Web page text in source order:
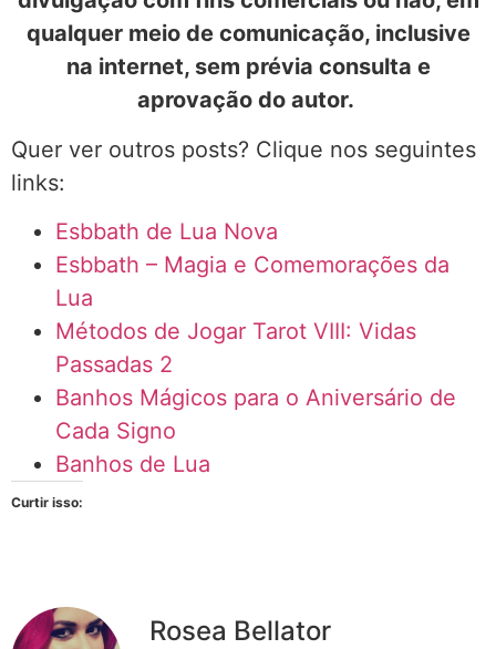
qualquer meio de comunicação, inclusive
na internet, sem prévia consulta e
aprovação do autor.
Quer ver outros posts? Clique nos seguintes
links:
Esbbath de Lua Nova
Esbbath – Magia e Comemorações da
Lua
Métodos de Jogar Tarot VIII: Vidas
Passadas 2
Banhos Mágicos para o Aniversário de
Cada Signo
Banhos de Lua
Curtir isso:
Rosea Bellator